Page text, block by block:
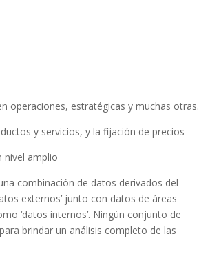
operaciones, estratégicas y muchas otras.
y servicios, y la fijación de precios
nivel amplio
combinación de datos derivados del
externos’ junto con datos de áreas
‘datos internos’. Ningún conjunto de
brindar un análisis completo de las